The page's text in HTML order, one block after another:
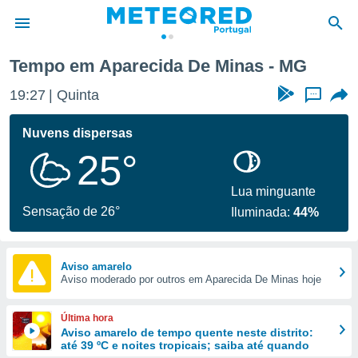
da
foi
fornecidas
a este
das
e
forma
digital
Tempo em Aparecida De Minas - MG
19:27 Quinta ...
Nuvens dispersas
25°
Sensação de 26°
Lua minguante
Iluminada:44%
Aviso amarelo
Aviso moderado por outros em Aparecida De Minas hoje
Última hora
Aviso amarelo de tempo quente neste distrito:
até 39 ºC e noites tropicais; saiba até quando